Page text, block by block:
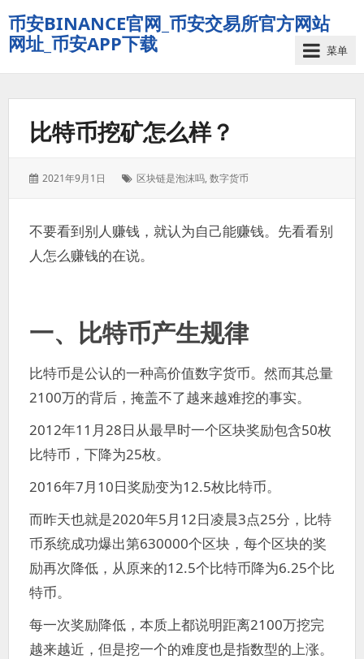
币安BINANCE官网_币安交易所官方网站
网址_币安APP下载
菜单
比特币挖矿怎么样？
发
2021年9月1日
标
区块链是泡沫吗,数字货币
不要看到别人赚钱，就认为自己能赚钱。先看看别
人怎么赚钱的在说。
一、比特币产生规律
比特币是公认的一种高价值数字货币。然而其总量
2100万的背后，掩盖不了越来越难挖的事实。
2012年11月28日从最早时一个区块奖励包含50枚
比特币，下降为25枚。
2016年7月10日奖励变为12.5枚比特币。
而昨天也就是2020年5月12日凌晨3点25分，比特
币系统成功爆出第630000个区块，每个区块的奖
励再次降低，从原来的12.5个比特币降为6.25个比
特币。
每一次奖励降低，本质上都说明距离2100万挖完
越来越近，但是挖一个的难度也是指数型的上涨。